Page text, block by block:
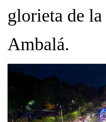
glorieta de
Ambalá.